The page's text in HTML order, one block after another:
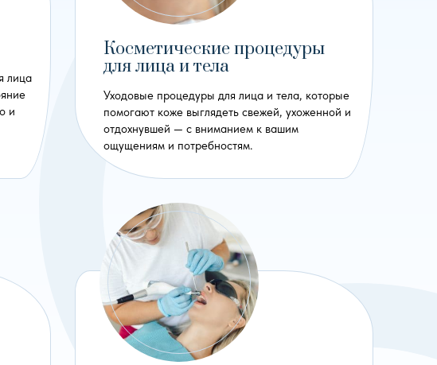
лица
и
Косметические процедуры
для лица и тела
Уходовые процедуры для лица и тела, которые
помогают коже выглядеть свежей, ухоженной и
отдохнувшей — с вниманием к вашим
ощущениям и потребностям.